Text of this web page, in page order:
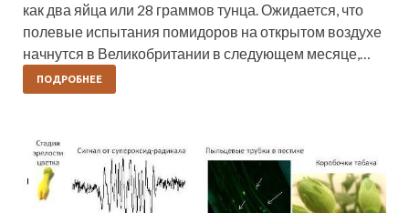
как два яйца или 28 граммов тунца. Ожидается, что
полевые испытания помидоров на открытом воздухе
начнутся в Великобритании в следующем месяце,…
ПОДРОБНЕЕ